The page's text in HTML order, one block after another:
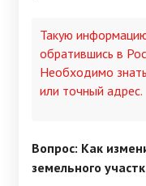
Такую
обратившись в
Необходимо
или точный адрес.
Вопрос: Как
земельного